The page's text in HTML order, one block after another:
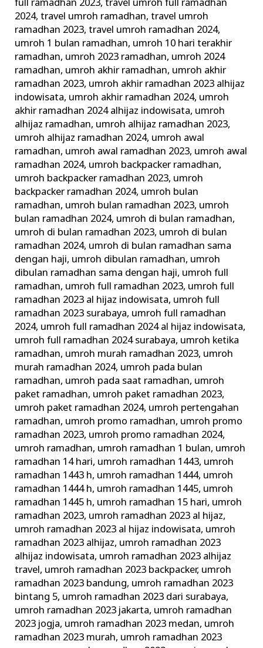
full ramadhan 2023,travel umroh full ramadhan
2024,travel umroh ramadhan,travel umroh
ramadhan 2023,travel umroh ramadhan 2024,
umroh 1 bulan ramadhan, umroh 10 hari terakhir
ramadhan, umroh 2023 ramadhan, umroh 2024
ramadhan, umroh akhir ramadhan, umroh akhir
ramadhan 2023, umroh akhir ramadhan 2023 alhijaz
indowisata, umroh akhir ramadhan 2024, umroh
akhir ramadhan 2024 alhijaz indowisata, umroh
alhijaz ramadhan, umroh alhijaz ramadhan 2023,
umroh alhijaz ramadhan 2024, umroh awal
ramadhan, umroh awal ramadhan 2023, umroh awal
ramadhan 2024, umroh backpacker ramadhan,
umroh backpacker ramadhan 2023, umroh
backpacker ramadhan 2024, umroh bulan
ramadhan, umroh bulan ramadhan 2023, umroh
bulan ramadhan 2024, umroh di bulan ramadhan,
umroh di bulan ramadhan 2023, umroh di bulan
ramadhan 2024, umroh di bulan ramadhan sama
dengan haji, umroh dibulan ramadhan, umroh
dibulan ramadhan sama dengan haji, umroh full
ramadhan, umroh full ramadhan 2023, umroh full
ramadhan 2023 al hijaz indowisata, umroh full
ramadhan 2023 surabaya, umroh full ramadhan
2024, umroh full ramadhan 2024 al hijaz indowisata,
umroh full ramadhan 2024 surabaya, umroh ketika
ramadhan, umroh murah ramadhan 2023, umroh
murah ramadhan 2024, umroh pada bulan
ramadhan, umroh pada saat ramadhan, umroh
paket ramadhan, umroh paket ramadhan 2023,
umroh paket ramadhan 2024, umroh pertengahan
ramadhan, umroh promo ramadhan, umroh promo
ramadhan 2023, umroh promo ramadhan 2024,
umroh ramadhan, umroh ramadhan 1 bulan, umroh
ramadhan 14 hari, umroh ramadhan 1443, umroh
ramadhan 1443 h, umroh ramadhan 1444, umroh
ramadhan 1444 h, umroh ramadhan 1445, umroh
ramadhan 1445 h, umroh ramadhan 15 hari, umroh
ramadhan 2023, umroh ramadhan 2023 al hijaz,
umroh ramadhan 2023 al hijaz indowisata, umroh
ramadhan 2023 alhijaz, umroh ramadhan 2023
alhijaz indowisata, umroh ramadhan 2023 alhijaz
travel, umroh ramadhan 2023 backpacker, umroh
ramadhan 2023 bandung, umroh ramadhan 2023
bintang 5, umroh ramadhan 2023 dari surabaya,
umroh ramadhan 2023 jakarta, umroh ramadhan
2023 jogja, umroh ramadhan 2023 medan, umroh
ramadhan 2023 murah, umroh ramadhan 2023